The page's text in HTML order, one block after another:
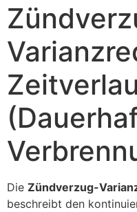
Die Zündverzug-
beschreibt den